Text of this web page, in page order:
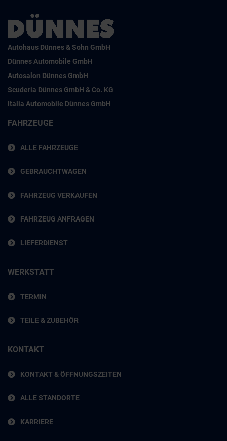
Autohaus Dünnes & Sohn GmbH
Dünnes Automobile GmbH
Autosalon Dünnes GmbH
Scuderia Dünnes GmbH & Co. KG
Italia Automobile Dünnes GmbH
FAHRZEUGE
ALLE FAHRZEUGE
GEBRAUCHTWAGEN
FAHRZEUG VERKAUFEN
FAHRZEUG ANFRAGEN
LIEFERDIENST
WERKSTATT
TERMIN
TEILE & ZUBEHÖR
KONTAKT
KONTAKT & ÖFFNUNGSZEITEN
ALLE STANDORTE
KARRIERE